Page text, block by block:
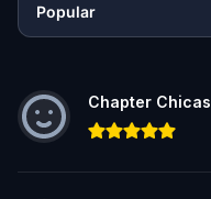
Popular
Chapter Chicas